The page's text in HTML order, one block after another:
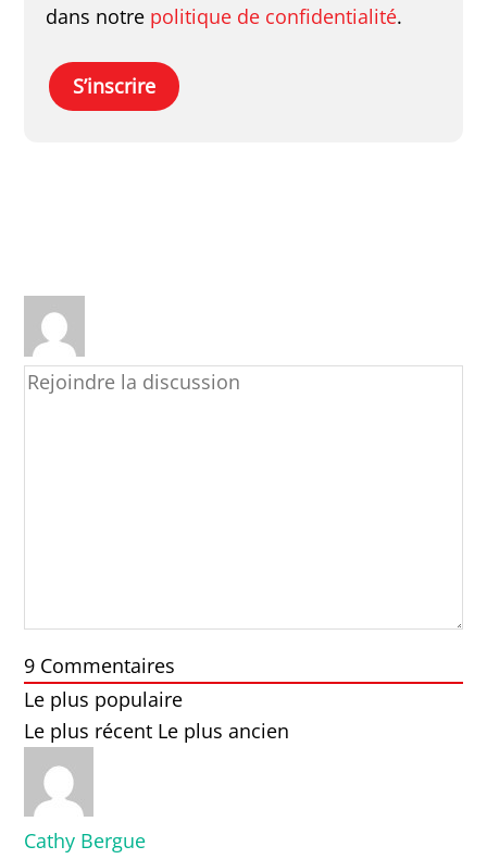
dans notre politique de confidentialité.
S’inscrire
9 Commentaires
Le plus populaire
Le plus récent Le plus ancien
Cathy Bergue